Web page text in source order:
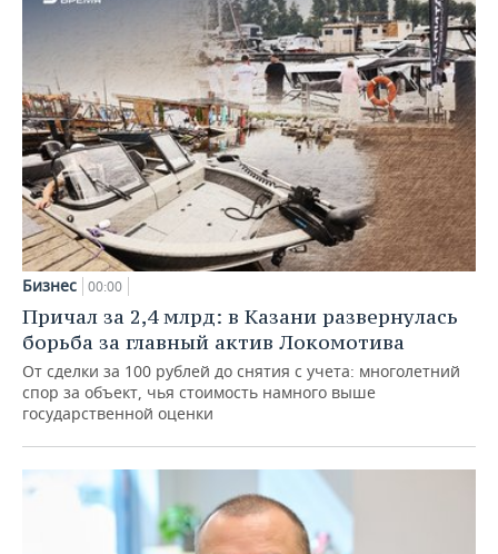
Бизнес 00:00
Причал за 2,4 млрд: в Казани развернулась
борьба за главный актив Локомотива
От сделки за 100 рублей до снятия с учета: многолетний
спор за объект, чья стоимость намного выше
государственной оценки